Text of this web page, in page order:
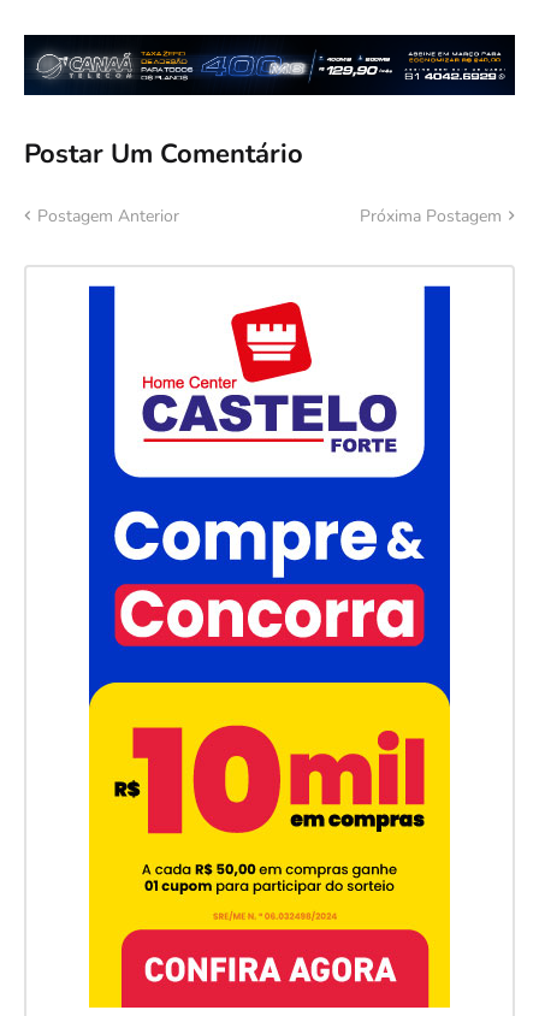
Postar Um Comentário
Postagem Anterior Próxima Postagem